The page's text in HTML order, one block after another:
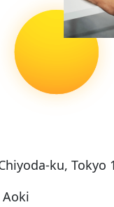
ku, Tokyo